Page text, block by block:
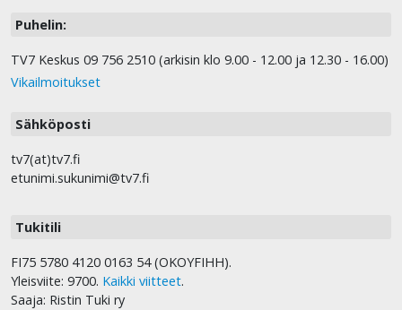
Puhelin:
TV7 Keskus 09 756 2510 (arkisin klo 9.00 - 12.00 ja 12.30 - 16.00)
Vikailmoitukset
Sähköposti
tv7(at)tv7.fi
etunimi.sukunimi@tv7.fi
Tukitili
FI75 5780 4120 0163 54 (OKOYFIHH).
Yleisviite: 9700. Kaikki viitteet.
Saaja: Ristin Tuki ry